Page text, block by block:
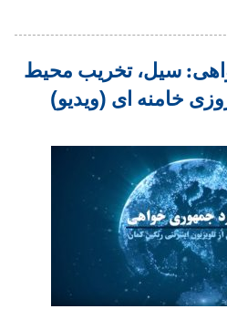
سیل، تخریب محیط
خامنه ای (ویدیو)